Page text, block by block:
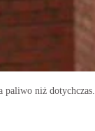
paliwo niż dotychczas.